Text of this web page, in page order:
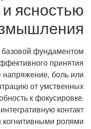
ясностью
фундаментом
принятия
боль или
от умственных
к фокусировке.
контакт
ролями.